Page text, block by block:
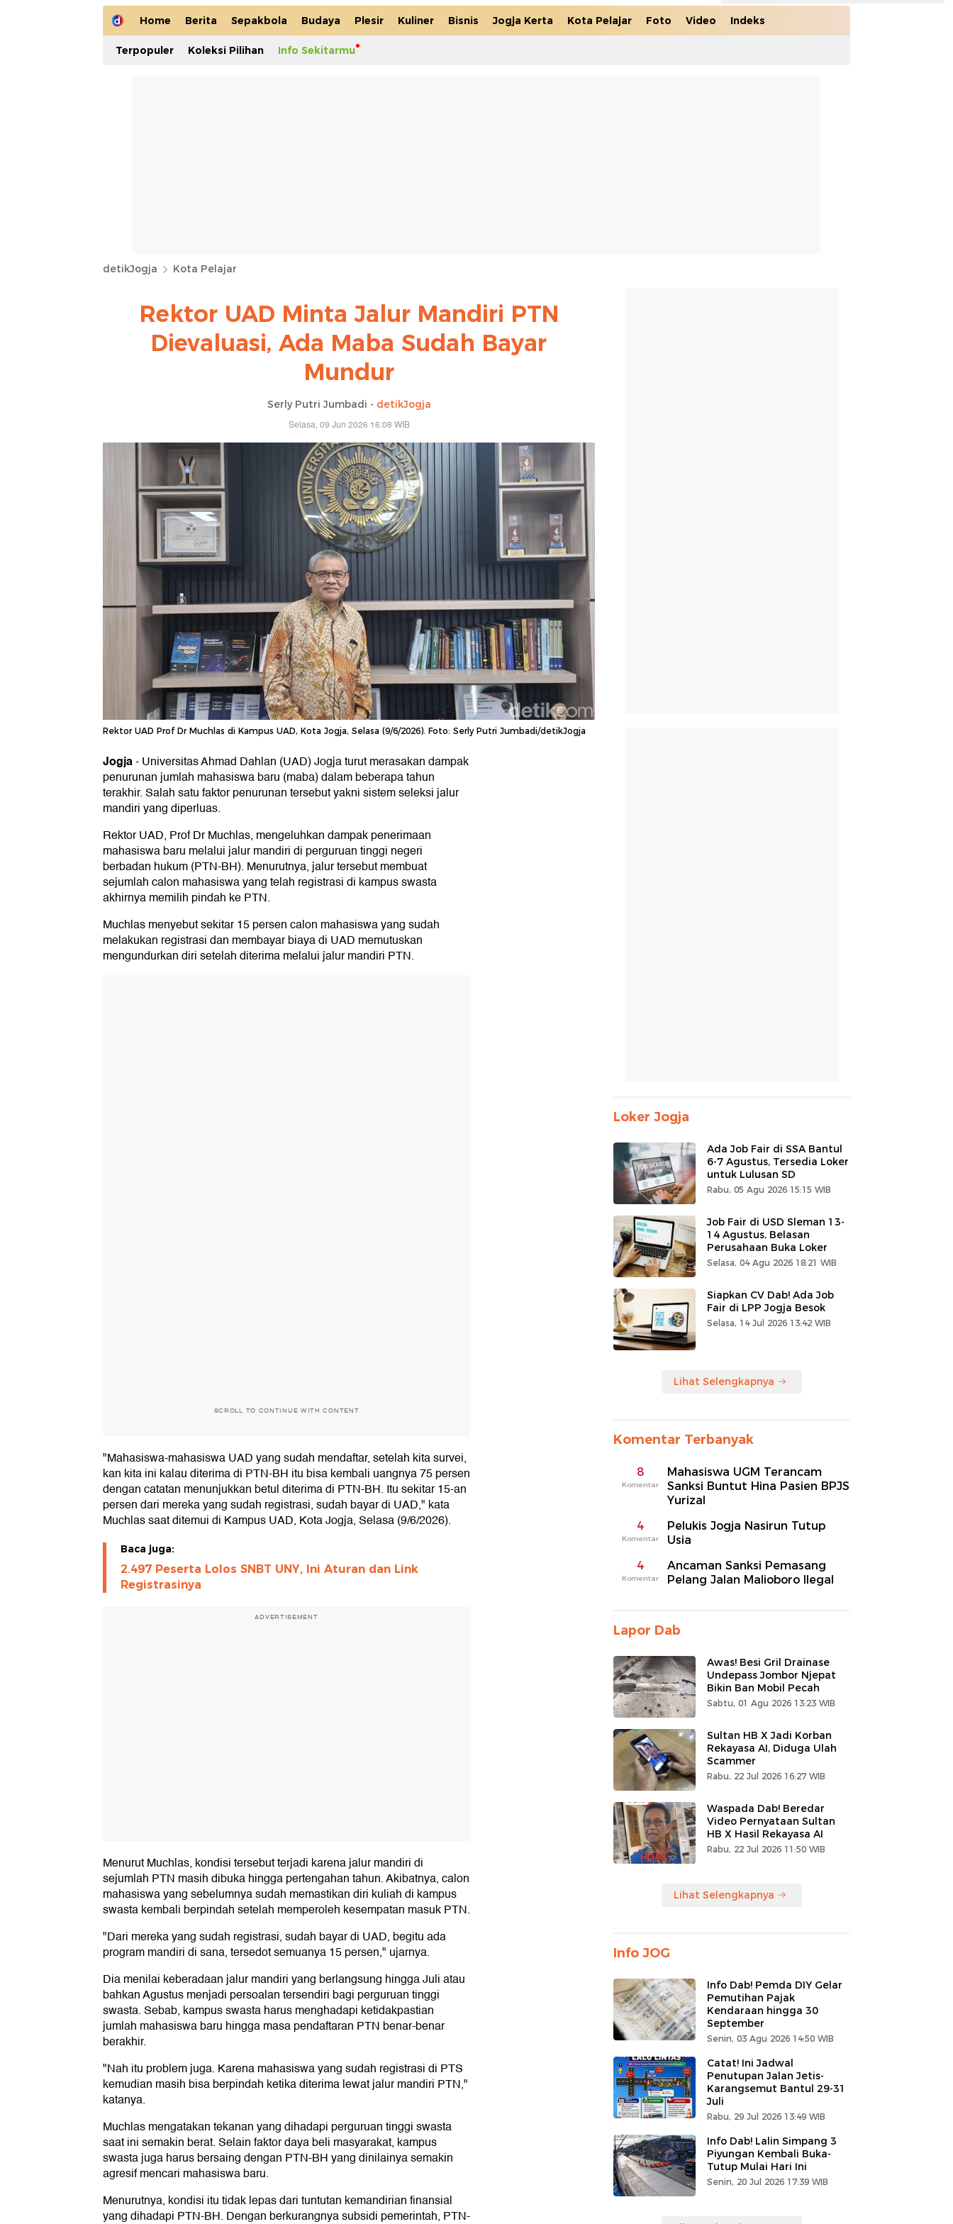
Home Berita Sepakbola Budaya Plesir Kuliner Bisnis Jogja Kerta Kota Pelajar Foto Video Indeks
Terpopuler Koleksi Pilihan Info Sekitarmu
detikJogja Kota Pelajar
Rektor UAD Minta Jalur Mandiri PTN
Dievaluasi, Ada Maba Sudah Bayar
Mundur
Serly Putri Jumbadi - detikJogja
Selasa, 09 Jun 2026 16:08 WIB
Rektor UAD Prof Dr Muchlas di Kampus UAD, Kota Jogja, Selasa (9/6/2026). Foto: Serly Putri Jumbadi/detikJogja
Jogja-Universitas Ahmad Dahlan (UAD) Jogja turut merasakan dampak
penurunan jumlah mahasiswa baru (maba) dalam beberapa tahun
terakhir. Salah satu faktor penurunan tersebut yakni sistem seleksi jalur
mandiri yang diperluas.
Rektor UAD, Prof Dr Muchlas, mengeluhkan dampak penerimaan
mahasiswa baru melalui jalur mandiri di perguruan tinggi negeri
berbadan hukum (PTN-BH). Menurutnya, jalur tersebut membuat
sejumlah calon mahasiswa yang telah registrasi di kampus swasta
akhirnya memilih pindah ke PTN.
Muchlas menyebut sekitar 15 persen calon mahasiswa yang sudah
melakukan registrasi dan membayar biaya di UAD memutuskan
mengundurkan diri setelah diterima melalui jalur mandiri PTN.
SCROLL TO CONTINUE WITH CONTENT
"Mahasiswa-mahasiswa UAD yang sudah mendaftar, setelah kita survei,
kan kita ini kalau diterima di PTN-BH itu bisa kembali uangnya 75 persen
dengan catatan menunjukkan betul diterima di PTN-BH. Itu sekitar 15-an
persen dari mereka yang sudah registrasi, sudah bayar di UAD," kata
Muchlas saat ditemui di Kampus UAD, Kota Jogja, Selasa (9/6/2026).
Baca juga:
2.497 Peserta Lolos SNBT UNY, Ini Aturan dan Link
Registrasinya
ADVERTISEMENT
Menurut Muchlas, kondisi tersebut terjadi karena jalur mandiri di
sejumlah PTN masih dibuka hingga pertengahan tahun. Akibatnya, calon
mahasiswa yang sebelumnya sudah memastikan diri kuliah di kampus
swasta kembali berpindah setelah memperoleh kesempatan masuk PTN.
"Dari mereka yang sudah registrasi, sudah bayar di UAD, begitu ada
program mandiri di sana, tersedot semuanya 15 persen," ujarnya.
Dia menilai keberadaan jalur mandiri yang berlangsung hingga Juli atau
bahkan Agustus menjadi persoalan tersendiri bagi perguruan tinggi
swasta. Sebab, kampus swasta harus menghadapi ketidakpastian
jumlah mahasiswa baru hingga masa pendaftaran PTN benar-benar
berakhir.
"Nah itu problem juga. Karena mahasiswa yang sudah registrasi di PTS
kemudian masih bisa berpindah ketika diterima lewat jalur mandiri PTN,"
katanya.
Muchlas mengatakan tekanan yang dihadapi perguruan tinggi swasta
saat ini semakin berat. Selain faktor daya beli masyarakat, kampus
swasta juga harus bersaing dengan PTN-BH yang dinilainya semakin
agresif mencari mahasiswa baru.
Menurutnya, kondisi itu tidak lepas dari tuntutan kemandirian finansial
yang dihadapi PTN-BH. Dengan berkurangnya subsidi pemerintah, PTN-
Loker Jogja
Ada Job Fair di SSA Bantul
6-7 Agustus, Tersedia Loker
untuk Lulusan SD
Rabu, 05 Agu 2026 15:15 WIB
Job Fair di USD Sleman 13-
14 Agustus, Belasan
Perusahaan Buka Loker
Selasa, 04 Agu 2026 18:21 WIB
Siapkan CV Dab! Ada Job
Fair di LPP Jogja Besok
Selasa, 14 Jul 2026 13:42 WIB
Lihat Selengkapnya
Komentar Terbanyak
8
Komentar
Mahasiswa UGM Terancam
Sanksi Buntut Hina Pasien BPJS
Yurizal
4
Komentar
Pelukis Jogja Nasirun Tutup
Usia
4
Komentar
Ancaman Sanksi Pemasang
Pelang Jalan Malioboro Ilegal
Lapor Dab
Awas! Besi Gril Drainase
Undepass Jombor Njepat
Bikin Ban Mobil Pecah
Sabtu, 01 Agu 2026 13:23 WIB
Sultan HB X Jadi Korban
Rekayasa AI, Diduga Ulah
Scammer
Rabu, 22 Jul 2026 16:27 WIB
Waspada Dab! Beredar
Video Pernyataan Sultan
HB X Hasil Rekayasa AI
Rabu, 22 Jul 2026 11:50 WIB
Lihat Selengkapnya
Info JOG
Info Dab! Pemda DIY Gelar
Pemutihan Pajak
Kendaraan hingga 30
September
Senin, 03 Agu 2026 14:50 WIB
Catat! Ini Jadwal
Penutupan Jalan Jetis-
Karangsemut Bantul 29-31
Juli
Rabu, 29 Jul 2026 13:49 WIB
Info Dab! Lalin Simpang 3
Piyungan Kembali Buka-
Tutup Mulai Hari Ini
Senin, 20 Jul 2026 17:39 WIB